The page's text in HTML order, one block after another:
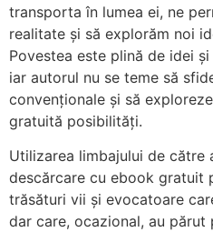
transporta în lumea ei, ne
realitate și să explorăm noi
Povestea este plină de idei
iar autorul nu se teme să
convenționale și să
gratuită posibilități.
Utilizarea limbajului de
descărcare cu ebook gratuit
trăsături vii și evocatoare
dar care, ocazional, au